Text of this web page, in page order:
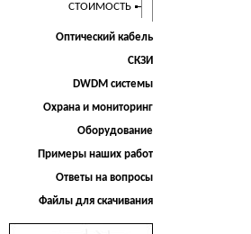
СТОИМОСТЬ
Оптический кабель
СКЗИ
DWDM системы
Охрана и мониторинг
Оборудование
Примеры наших работ
Ответы на вопросы
Файлы для скачивания